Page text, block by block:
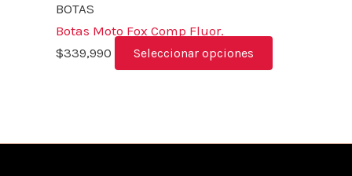
BOTAS
Botas Moto Fox Comp Fluor.
$339,990 Seleccionar opciones